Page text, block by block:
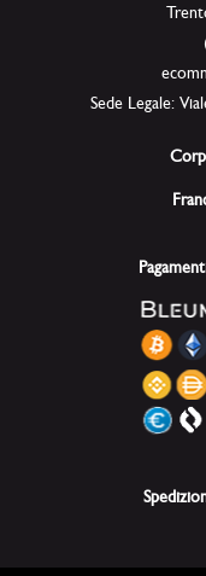
Sede Legale: